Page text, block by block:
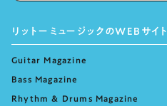
リットーミュージックのWEBサイト
Guitar Magazine
Bass Magazine
Rhythm & Drums Magazine